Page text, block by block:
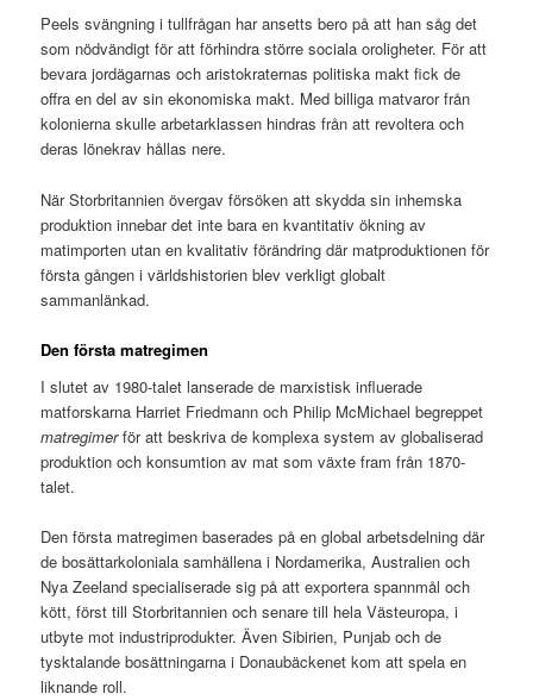
Peels svängning i tullfrågan har ansetts bero på att han såg det
som nödvändigt för att förhindra större sociala oroligheter. För att
bevara jordägarnas och aristokraternas politiska makt fick de
offra en del av sin ekonomiska makt. Med billiga matvaror från
kolonierna skulle arbetarklassen hindras från att revoltera och
deras lönekrav hållas nere.
När Storbritannien övergav försöken att skydda sin inhemska
produktion innebar det inte bara en kvantitativ ökning av
matimporten utan en kvalitativ förändring där matproduktionen för
första gången i världshistorien blev verkligt globalt
sammanlänkad.
Den första matregimen
I slutet av 1980-talet lanserade de marxistisk influerade
matforskarna Harriet Friedmann och Philip McMichael begreppet
matregimerför att beskriva de komplexa system av globaliserad
produktion och konsumtion av mat som växte fram från 1870-
talet.
Den första matregimen baserades på en global arbetsdelning där
de bosättarkoloniala samhällena i Nordamerika, Australien och
Nya Zeeland specialiserade sig på att exportera spannmål och
kött, först till Storbritannien och senare till hela Västeuropa, i
utbyte mot industriprodukter. Även Sibirien, Punjab och de
tysktalande bosättningarna i Donaubäckenet kom att spela en
liknande roll.